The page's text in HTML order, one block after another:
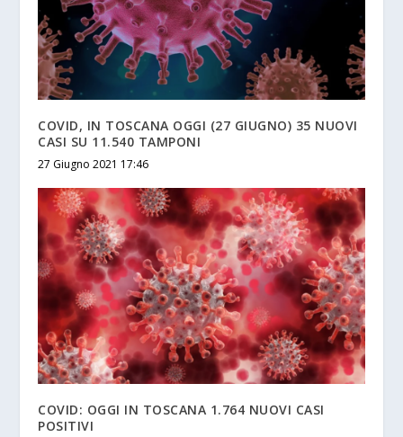
COVID, IN TOSCANA OGGI (27 GIUGNO) 35 NUOVI
CASI SU 11.540 TAMPONI
27 Giugno 2021 17:46
COVID: OGGI IN TOSCANA 1.764 NUOVI CASI
POSITIVI